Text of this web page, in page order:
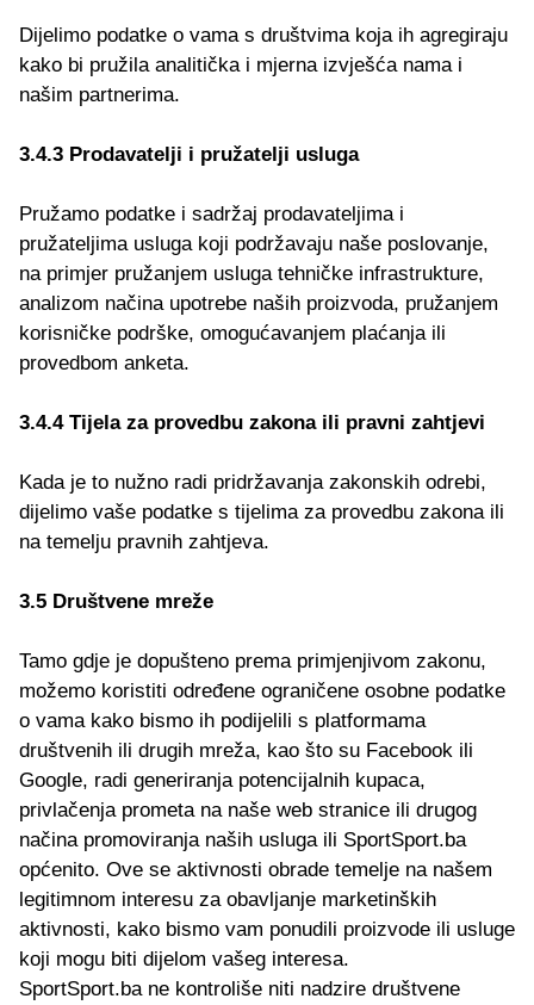
Dijelimo podatke o vama s društvima koja ih agregiraju
kako bi pružila analitička i mjerna izvješća nama i
našim partnerima.
3.4.3 Prodavatelji i pružatelji usluga
Pružamo podatke i sadržaj prodavateljima i
pružateljima usluga koji podržavaju naše poslovanje,
na primjer pružanjem usluga tehničke infrastrukture,
analizom načina upotrebe naših proizvoda, pružanjem
korisničke podrške, omogućavanjem plaćanja ili
provedbom anketa.
3.4.4 Tijela za provedbu zakona ili pravni zahtjevi
Kada je to nužno radi pridržavanja zakonskih odrebi,
dijelimo vaše podatke s tijelima za provedbu zakona ili
na temelju pravnih zahtjeva.
3.5 Društvene mreže
Tamo gdje je dopušteno prema primjenjivom zakonu,
možemo koristiti određene ograničene osobne podatke
o vama kako bismo ih podijelili s platformama
društvenih ili drugih mreža, kao što su Facebook ili
Google, radi generiranja potencijalnih kupaca,
privlačenja prometa na naše web stranice ili drugog
načina promoviranja naših usluga ili SportSport.ba
općenito. Ove se aktivnosti obrade temelje na našem
legitimnom interesu za obavljanje marketinških
aktivnosti, kako bismo vam ponudili proizvode ili usluge
koji mogu biti dijelom vašeg interesa.
SportSport.ba ne kontroliše niti nadzire društvene